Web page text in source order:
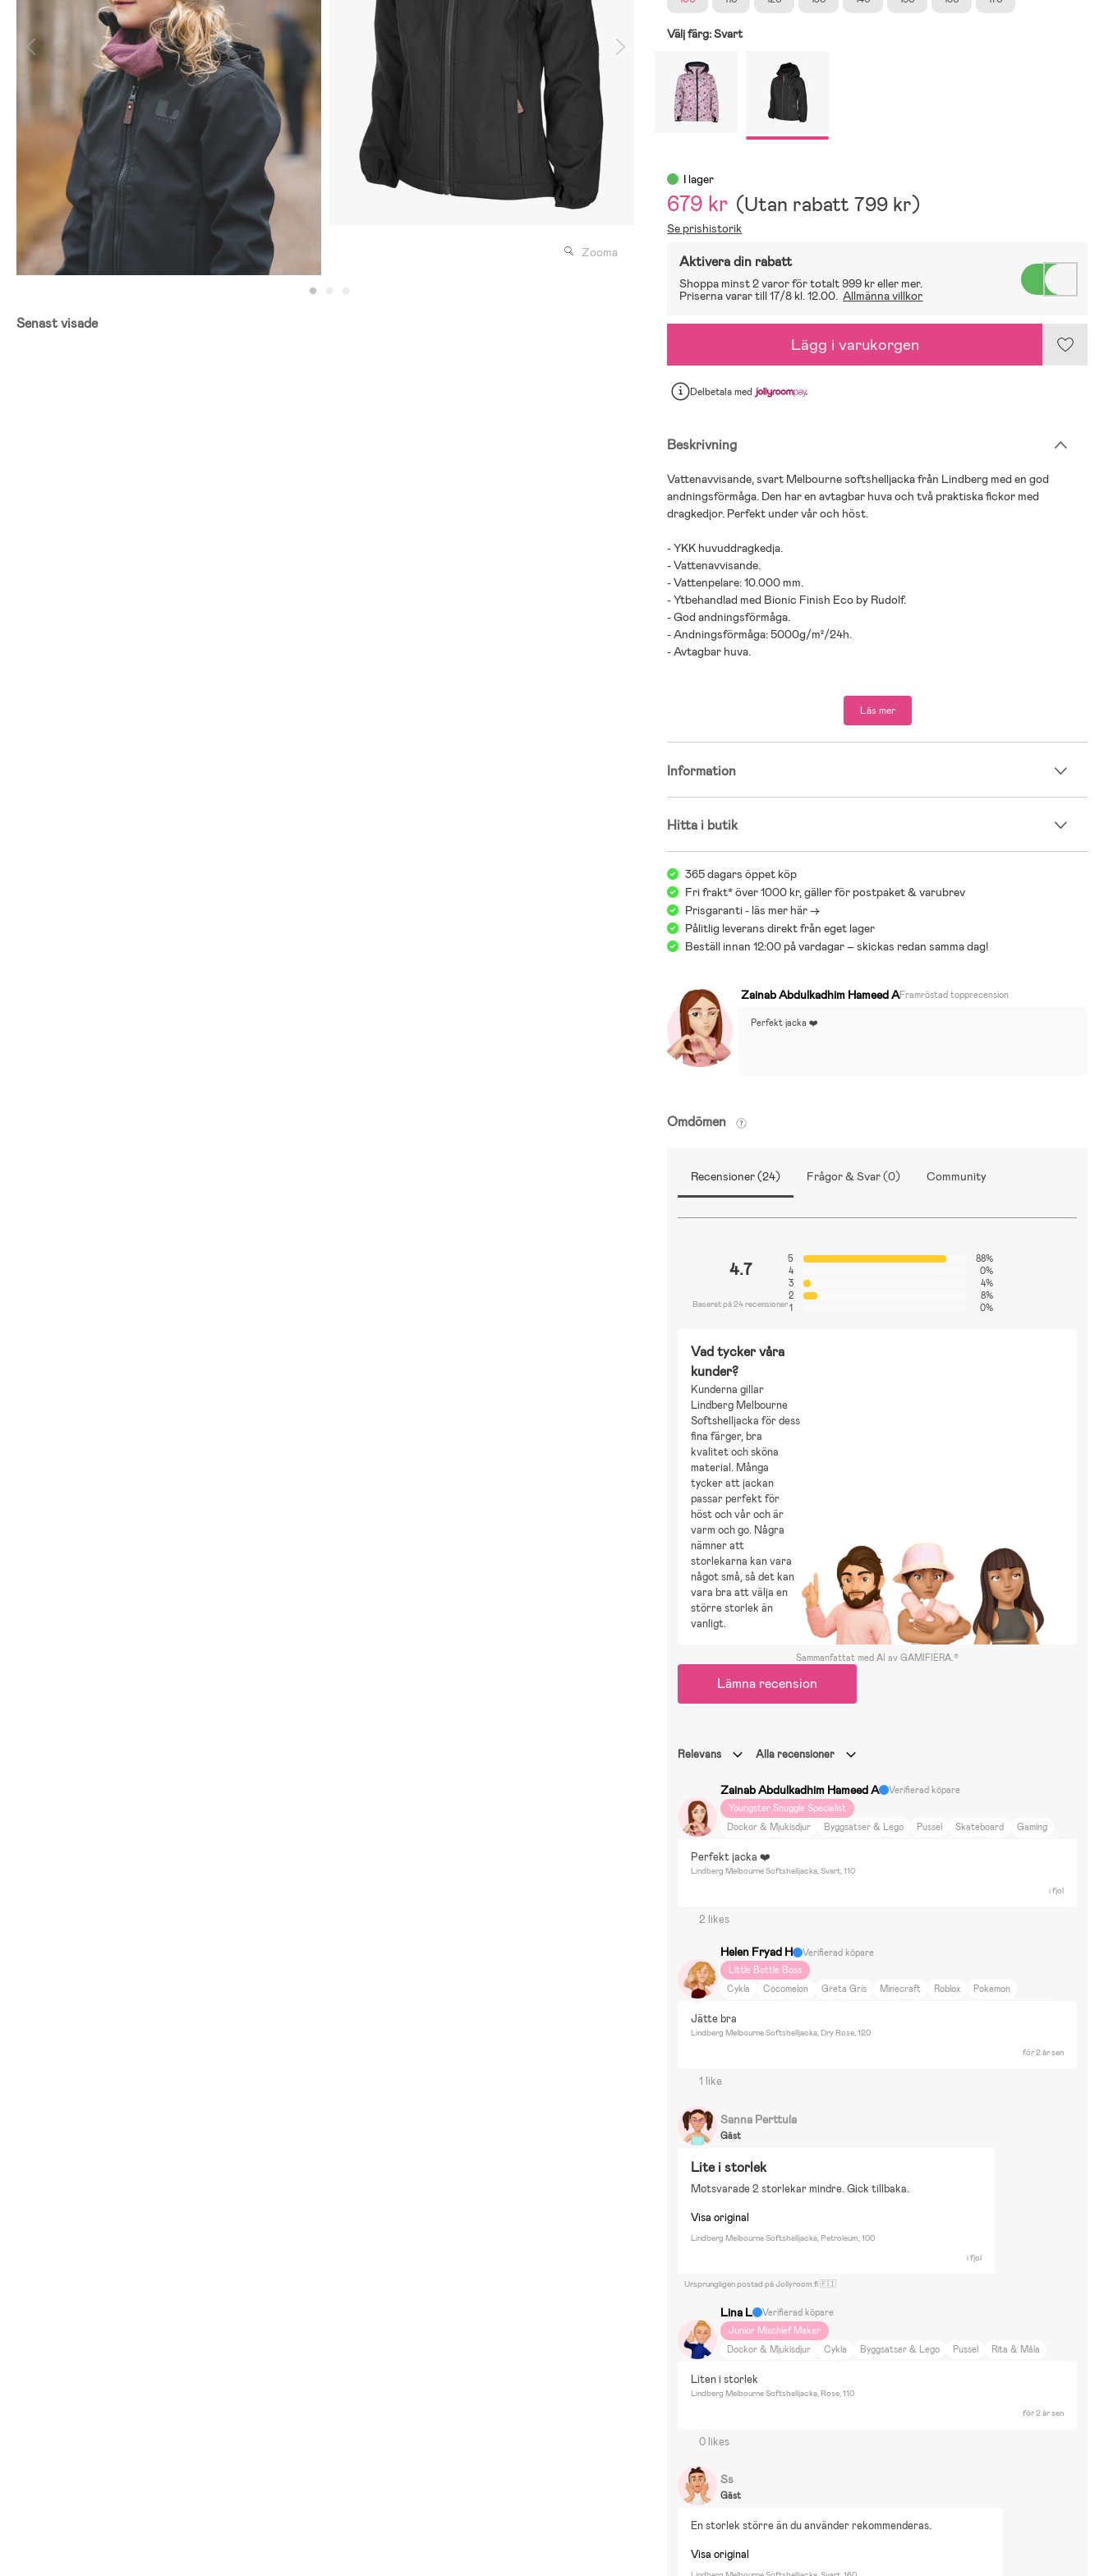
Zooma
Senast visade
Välj färg:Svart
I lager
679 kr (Utan rabatt 799 kr)
Se prishistorik
Aktivera din rabatt
Shoppa minst 2 varor för totalt 999 kr eller mer.
Priserna varar till 17/8 kl. 12.00.Allmänna villkor
Lägg i varukorgen
Delbetalamed
Beskrivning
Vattenavvisande, svart Melbourne softshelljacka från Lindberg med en god
andningsförmåga. Den har en avtagbar huva och två praktiska fickor med
dragkedjor. Perfekt under vår och höst.
- YKK huvuddragkedja.
- Vattenavvisande.
- Vattenpelare: 10.000 mm.
- Ytbehandlad med Bionic Finish Eco by Rudolf.
- God andningsförmåga.
- Andningsförmåga: 5000g/m²/24h.
- Avtagbar huva.
Läs mer
Information
Hitta i butik
365 dagars öppet köp
Fri frakt* över 1000 kr, gäller för postpaket & varubrev
Prisgaranti - läs mer här ->
Pålitlig leverans direkt från eget lager
Beställ innan 12:00 på vardagar – skickas redan samma dag!
Zainab Abdulkadhim Hameed AFramröstad topprecension
Perfekt jacka ❤️
Omdömen
Recensioner (24) Frågor & Svar (0) Community
4.7
Baserat på 24 recensioner
5
88%
4
0%
3
4%
2
8%
1
0%
Vad tycker våra
kunder?
Kunderna gillar
Lindberg Melbourne
Softshelljacka för dess
fina färger, bra
kvalitet och sköna
material. Många
tycker att jackan
passar perfekt för
höst och vår och är
varm och go. Några
nämner att
storlekarna kan vara
något små, så det kan
vara bra att välja en
större storlek än
vanligt.
Sammanfattat med AI av GAMIFIERA.®
Lämna recension
Relevans Alla recensioner
Zainab Abdulkadhim Hameed A
Verifierad köpare
Youngster Snuggle Specialist
Dockor & Mjukisdjur
Byggsatser & Lego Pussel Skateboard
Gaming
Cykla
Elektriska bilar & fordon
Super Mario
Husbilssemester
Åka till landet
Inredning
Mat & Dryck
Perfekt jacka ❤️
Lindberg Melbourne Softshelljacka, Svart, 110
i fjol
2 likes
Helen Fryad H
Verifierad köpare
Little Bottle Boss
Cykla
Cocomelon Greta Gris Minecraft Roblox
Pokemon
Jätte bra
Lindberg Melbourne Softshelljacka, Dry Rose, 120
för 2 år sen
1 like
Sanna Perttula
Gäst
Lite i storlek
Motsvarade 2 storlekar mindre. Gick tillbaka.
Visa original
Lindberg Melbourne Softshelljacka, Petroleum, 100
i fjol
Ursprungligen postad på Jollyroom.fi 🇫🇮
Lina L
Verifierad köpare
Junior Mischief Maker
Dockor & Mjukisdjur
Cykla Byggsatser & Lego Pussel
Rita & Måla
Liten i storlek
Lindberg Melbourne Softshelljacka, Rose, 110
för 2 år sen
0 likes
Ss
Gäst
En storlek större än du använder rekommenderas.
Visa original